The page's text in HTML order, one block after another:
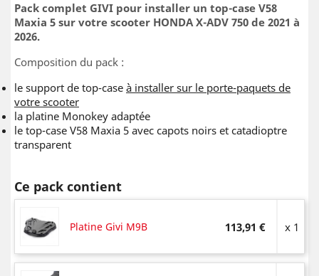
Pack complet GIVI pour installer un top-case V58
Maxia 5 sur votre scooter HONDA X-ADV 750 de 2021 à
2026.
Composition du pack :
le support de top-case à installer sur le porte-paquets de
votre scooter
la platine Monokey adaptée
le top-case V58 Maxia 5 avec capots noirs et catadioptre
transparent
Ce pack contient
Platine Givi M9B 113,91 € x 1